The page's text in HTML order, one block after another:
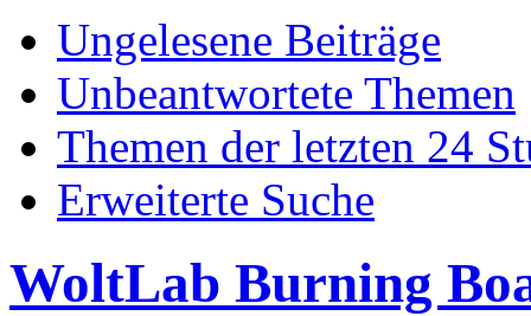
Ungelesene Beiträge
Unbeantwortete Themen
Themen der letzten 24
Erweiterte Suche
WoltLab Burning